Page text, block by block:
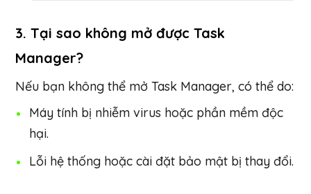
3. Tại sao không mở được Task
Manager?
Nếu bạn không thể mở Task Manager, có thể do:
Máy tính bị nhiễm virus hoặc phần mềm độc
hại.
Lỗi hệ thống hoặc cài đặt bảo mật bị thay đổi.